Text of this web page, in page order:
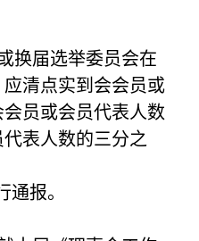
换届选举委员会在
清点实到会会员或
员或会员代表人数
表人数的三分之
通报。